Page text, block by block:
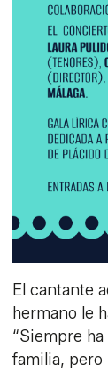
El cantante
hermano le
“Siempre
familia, pero